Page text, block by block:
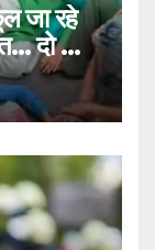
जा रहे
दो की